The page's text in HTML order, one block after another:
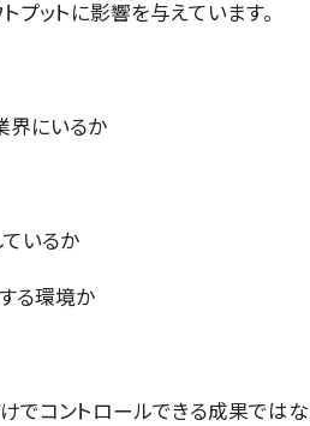
ットに影響を与えています。
界にいるか
いるか
る環境か
コントロールできる成果ではな